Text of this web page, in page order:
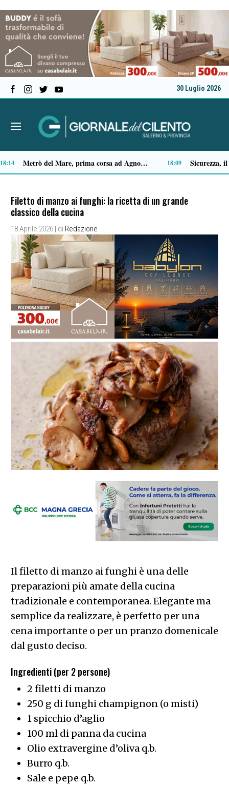
30 Luglio 2026
Premio Terre del Bussento, si alza il sipario: stasera Roberto Fico apre l’11ª edizione 14:35 Capaccio Paestum spazio di legalità: oltre 43 ettari di beni confiscati destinati a progetti sociali
Filetto di manzo ai funghi: la ricetta di un grande
classico della cucina
18 Aprile 2026 | di Redazione
Il filetto di manzo ai funghi è una delle
preparazioni più amate della cucina
tradizionale e contemporanea. Elegante ma
semplice da realizzare, è perfetto per una
cena importante o per un pranzo domenicale
dal gusto deciso.
Ingredienti (per 2 persone)
2 filetti di manzo
250 g di funghi champignon (o misti)
1 spicchio d’aglio
100 ml di panna da cucina
Olio extravergine d’oliva q.b.
Burro q.b.
Sale e pepe q.b.